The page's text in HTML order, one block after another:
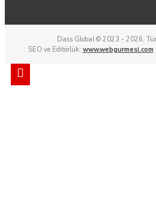
Dass Global © 2023 - 2026,
SEO ve Editörlük: www.webgurmesi.com